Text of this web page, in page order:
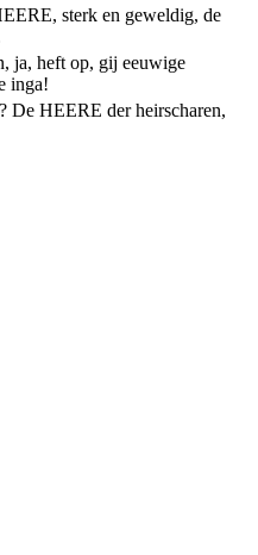
sterk en geweldig, de
ja, heft op, gij eeuwige
inga!
De HEERE der heirscharen,